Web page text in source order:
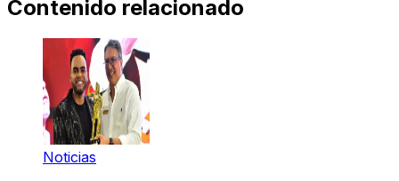
Contenido relacionado
Noticias